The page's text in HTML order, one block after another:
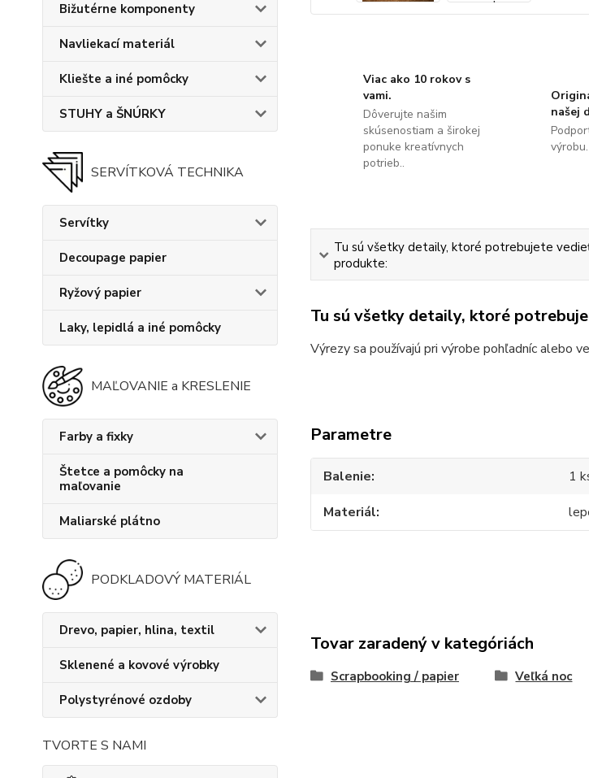
Bižutérne komponenty
Navliekací materiál
Kliešte a iné pomôcky
STUHY a ŠNÚRKY
SERVÍTKOVÁ TECHNIKA
Servítky
Decoupage papier
Ryžový papier
Laky, lepidlá a iné pomôcky
MAĽOVANIE a KRESLENIE
Farby a fixky
Štetce a pomôcky na
maľovanie
Maliarské plátno
PODKLADOVÝ MATERIÁL
Drevo, papier, hlina, textil
Sklenené a kovové výrobky
Polystyrénové ozdoby
TVORTE S NAMI
Viac ako 10 rokov s
vami.
Dôverujte našim
skúsenostiam a širokej
ponuke kreatívnych
potrieb..
našej
výrobu.
Tu sú všetky detaily, ktoré potrebujete
produkte:
Tu sú všetky detaily, ktoré
Výrezy sa používajú pri výrobe pohľadníc alebo
Parametre
Balenie
1
Materiál
Tovar zaradený v kategóriách
Scrapbooking / papier Veľká noc